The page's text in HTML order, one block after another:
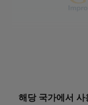
제약 성분
해당 국가에서